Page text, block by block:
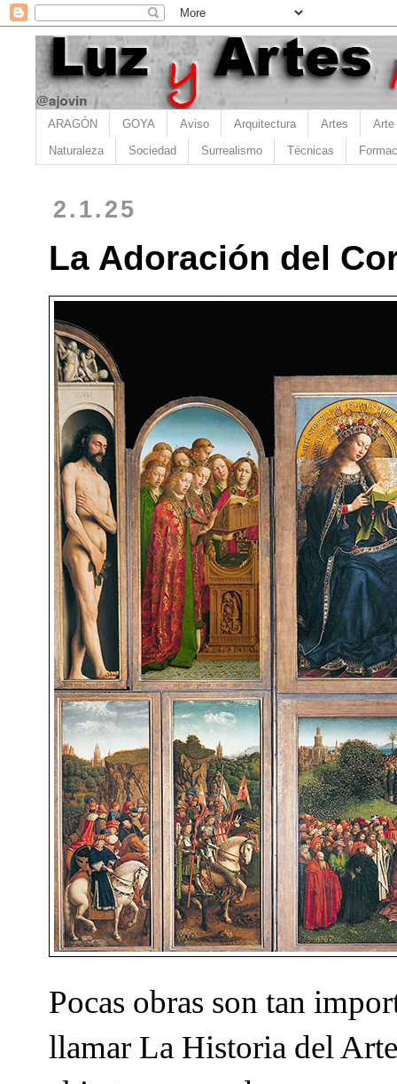
ARAGÓN GOYA Aviso Arquitectura Artes Arte
Naturaleza Sociedad Surrealismo Técnicas
2.1.25
La Adoración del
Pocas obras son tan
llamar La Historia del